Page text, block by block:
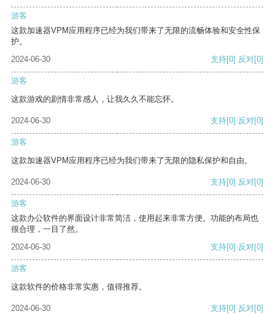
游客
这款加速器VPM应用程序已经为我们带来了无限的流畅体验和安全性保
护。
2024-06-30
支持[0] 反对[0]
游客
这款游戏的剧情非常感人，让我久久不能忘怀。
2024-06-30 支持[0] 反对[0]
游客
这款加速器VPM应用程序已经为我们带来了无限的隐私保护和自由。
2024-06-30 支持[0] 反对[0]
游客
这款办公软件的界面设计非常简洁，使用起来非常方便。功能的布局也
很合理，一目了然。
2024-06-30
支持[0] 反对[0]
游客
这款软件的价格非常实惠，值得推荐。
2024-06-30 支持[0] 反对[0]